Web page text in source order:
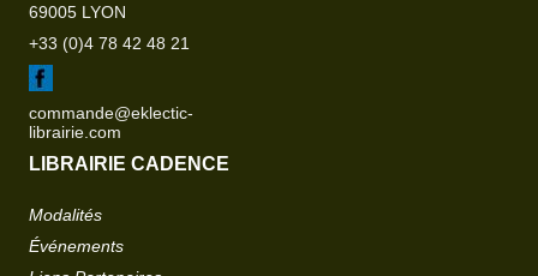
69005 LYON
+33 (0)4 78 42 48 21
commande@eklectic-
librairie.com
LIBRAIRIE CADENCE
Modalités
Événements